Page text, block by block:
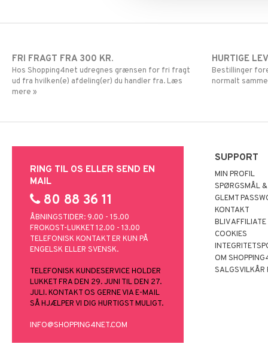
FRI FRAGT FRA 300 KR.
Hos Shopping4net udregnes grænsen for fri fragt
ud fra hvilken(e) afdeling(er) du handler fra. Læs
mere »
HURTIGE
Bestillinger
normalt
RING TIL OS ELLER SEND EN
MAIL
80 88 36 11
ÅBNINGSTIDER: 9.00 - 15.00
FROKOST-LUKKET 12.00 - 13.00
TELEFONISK KONTAKT ER KUN PÅ
ENGELSK ELLER SVENSK.
TELEFONISK KUNDESERVICE HOLDER
LUKKET FRA DEN 29. JUNI TIL DEN 27.
JULI. KONTAKT OS GERNE VIA E-MAIL
SÅ HJÆLPER VI DIG HURTIGST MULIGT.
INFO@SHOPPING4NET.COM
SUPPORT
MIN PROFIL
SPØRGSMÅL &
GLEMT
KONTAKT
BLIV AFFILIATE
COOKIES
OM
SALGSVILKÅR